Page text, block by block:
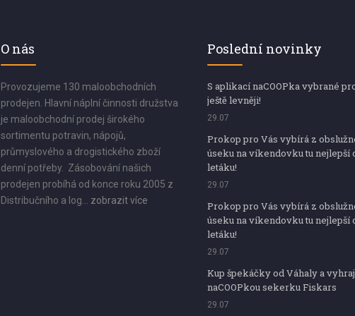
O nás
Provozujeme 130 maloobchodních
prodejen. Hlavní náplní činnosti družstva
je maloobchodní prodej širokého
sortimentu potravin, nápojů,
průmyslového a drogistického zboží
denní potřeby. Zásobování našich
prodejen probíhá od konce roku 2005 z
Distribučního a log... zobrazit více
Poslední novinky
S aplikací naCOOPka vybrané
ještě levněji!
29.07
Prokop pro Vás vybírá z
úseku na víkendovku tu nejlepší
letáku!
29.07
Prokop pro Vás vybírá z
úseku na víkendovku tu nejlepší
letáku!
29.07
Kup špekáčky od Váhaly a
naCOOPkou sekerku Fiskars
29.07